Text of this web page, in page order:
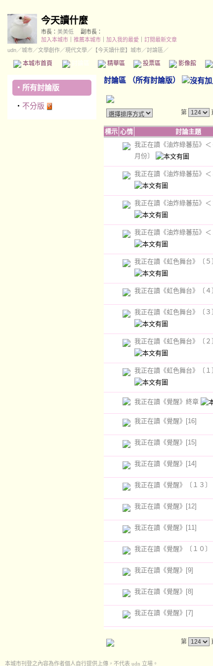
今天讀什麼
市長： 美美低
副市長：
加入本城市
推薦本城市 加入我的最愛
訂閱最新文章
udn／城市／文學創作／現代文學／ 【今天讀什麼】城市／討論區／
本城市首頁 精華區 投票區 影像館
‧ 所有討論版
‧ 不分版
討論區 （所有討論版）
第
標示 心情 討論主題
我正在讀《油炸綠蕃茄》＜
月份〕
我正在讀《油炸綠蕃茄》＜
我正在讀《油炸綠蕃茄》＜
我正在讀《油炸綠蕃茄》＜
我正在讀《虹色舞台》〔５
我正在讀《虹色舞台》〔４
我正在讀《虹色舞台》〔３
我正在讀《虹色舞台》〔２
我正在讀《虹色舞台》〔１
我正在讀《覺醒》終章
我正在讀《覺醒》[16]
我正在讀《覺醒》[15]
我正在讀《覺醒》[14]
我正在讀《覺醒》〔１３〕
我正在讀《覺醒》[12]
我正在讀《覺醒》[11]
我正在讀《覺醒》〔１０〕
我正在讀《覺醒》[9]
我正在讀《覺醒》[8]
我正在讀《覺醒》[7]
第
本城市刊登之內容為作者個人自行提供上傳，不代表 udn 立場。